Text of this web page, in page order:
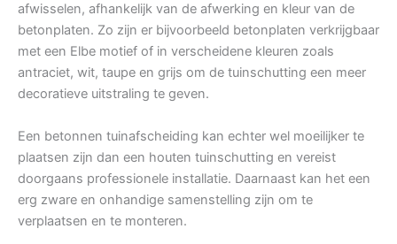
afwisselen, afhankelijk van de afwerking en kleur van de
betonplaten. Zo zijn er bijvoorbeeld betonplaten verkrijgbaar
met een Elbe motief of in verscheidene kleuren zoals
antraciet, wit, taupe en grijs om de tuinschutting een meer
decoratieve uitstraling te geven.
Een betonnen tuinafscheiding kan echter wel moeilijker te
plaatsen zijn dan een houten tuinschutting en vereist
doorgaans professionele installatie. Daarnaast kan het een
erg zware en onhandige samenstelling zijn om te
verplaatsen en te monteren.